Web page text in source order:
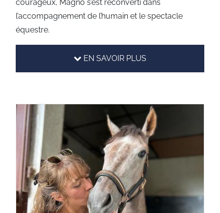
courageux, Magno s’est reconverti dans
l’accompagnement de l’humain et le spectacle
équestre.
EN SAVOIR PLUS